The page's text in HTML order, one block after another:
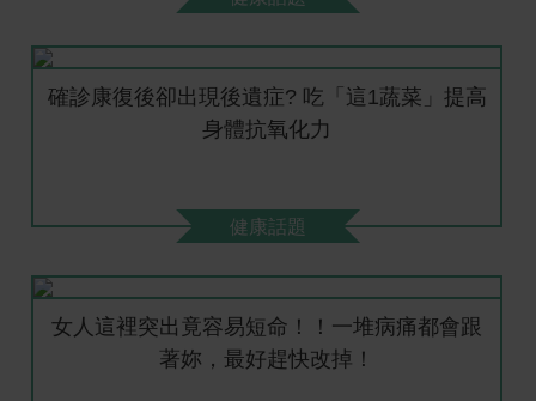
確診康復後卻出現後遺症? 吃「這1蔬菜」提高
身體抗氧化力
健康話題
女人這裡突出竟容易短命！！一堆病痛都會跟
著妳，最好趕快改掉！